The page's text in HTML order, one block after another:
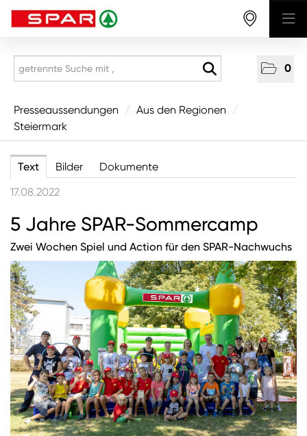
0
Presseaussendungen
National
Aus den Regionen
Vorarlberg
Salzburg
Oberösterreich
Niederösterreich
Wien
Burgenland
Steiermark
Kärnten
Unternehmen
Nachhaltigkeit
Presseaussendungen / Aus den Regionen
/
Steiermark
Text Bilder
Dokumente
17.08.2022
5 Jahre SPAR-Sommercamp
Zwei Wochen Spiel und Action für den SPAR-Nachwuchs